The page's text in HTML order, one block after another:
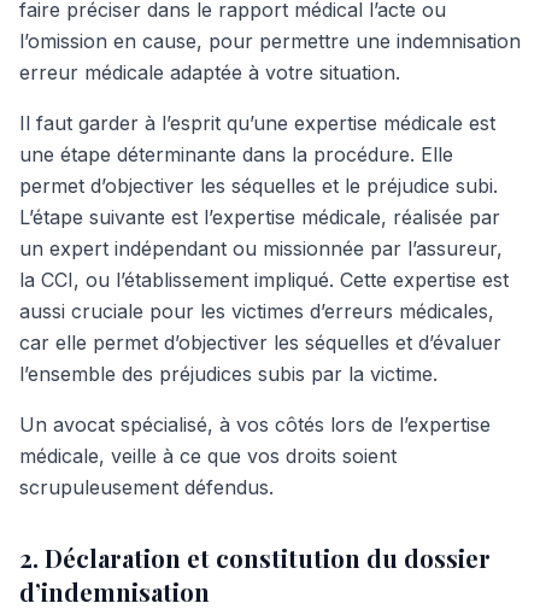
faire préciser dans le rapport médical l’acte ou
l’omission en cause, pour permettre une indemnisation
erreur médicale adaptée à votre situation.
Il faut garder à l’esprit qu’une expertise médicale est
une étape déterminante dans la procédure. Elle
permet d’objectiver les séquelles et le préjudice subi.
L’étape suivante est l’expertise médicale, réalisée par
un expert indépendant ou missionnée par l’assureur,
la CCI, ou l’établissement impliqué. Cette expertise est
aussi cruciale pour les victimes d’erreurs médicales,
car elle permet d’objectiver les séquelles et d’évaluer
l’ensemble des préjudices subis par la victime.
Un avocat spécialisé, à vos côtés lors de l’expertise
médicale, veille à ce que vos droits soient
scrupuleusement défendus.
2. Déclaration et constitution du dossier
d’indemnisation